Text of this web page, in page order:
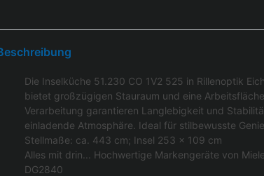
Die Inselküche 51.230 CO 1V2 525 in Rillenoptik
bietet großzügigen Stauraum und eine
Verarbeitung garantieren Langlebigkeit und
einladende Atmosphäre. Ideal für stilbewusste
Stellmaße: ca. 443 cm; Insel 253 x 109 cm
Alles mit drin... Hochwertige Markengeräte von
DG2840